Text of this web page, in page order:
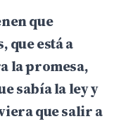
que
que está a
la promesa,
sabía la ley y
que salir a